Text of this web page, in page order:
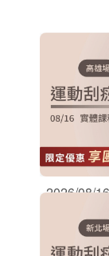
2026/08/
購買後有效期